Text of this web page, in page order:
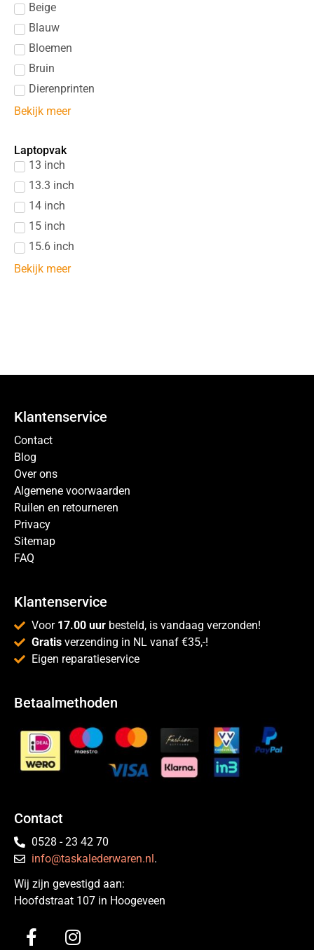
Beige
Blauw
Bloemen
Bruin
Dierenprinten
Bekijk meer
Laptopvak
13 inch
13.3 inch
14 inch
15 inch
15.6 inch
Bekijk meer
Klantenservice
Contact
Blog
Over ons
Algemene voorwaarden
Ruilen en retourneren
Privacy
Sitemap
FAQ
Klantenservice
Voor 17.00 uur besteld, is vandaag verzonden!
Gratis verzending in NL vanaf €35,-!
Eigen reparatieservice
Betaalmethoden
Contact
0528 - 23 42 70
info@taskalederwaren.nl.
Wij zijn gevestigd aan:
Hoofdstraat 107 in Hoogeveen